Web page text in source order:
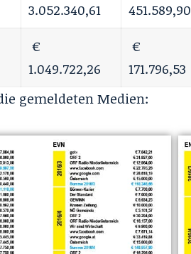
3.052.340,61
451.589,90
€
1.049.722,26
€
171.796,53
gemeldeten Medien: